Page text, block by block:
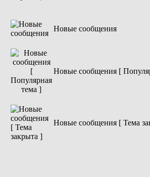
Новые сообщения
Новые сообщения [
Новые сообщения [ Тема